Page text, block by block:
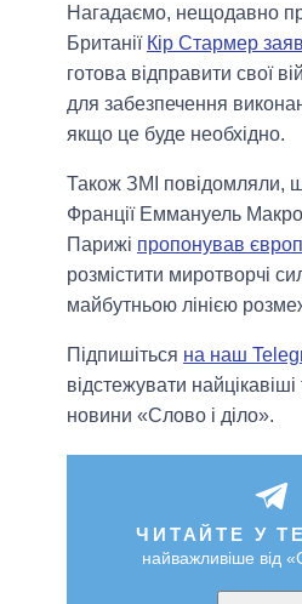
Нагадаємо, нещодавно
Британії Кір Стармер
готова відправити свої
для забезпечення
якщо це буде необхідно.
Також ЗМI повiдомляли,
Франції Еммануель
Парижі пропонував
розмістити миротворчі
майбутньою лінією
Підпишіться на наш
відстежувати
новини «Слово і діло».
ЧИТАЙТЕ У
найважливіше від